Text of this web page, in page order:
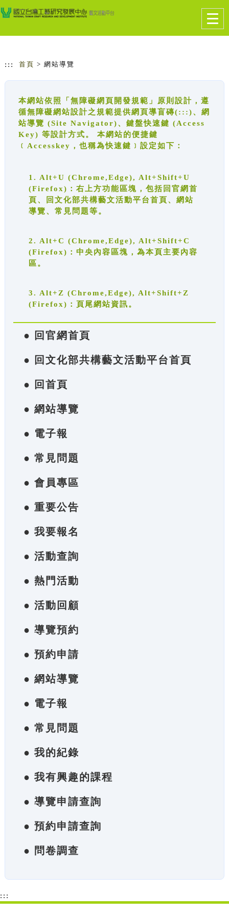
跳到主要內容
網站導覽
::: 首頁 > 網站導覽
本網站依照「無障礙網頁開發規範」原則設計，遵
循無障礙網站設計之規範提供網頁導盲磚(:::)、網
站導覽 (Site Navigator)、鍵盤快速鍵 (Access
Key) 等設計方式。 本網站的便捷鍵
﹝Accesskey，也稱為快速鍵﹞設定如下：
1. Alt+U (Chrome,Edge), Alt+Shift+U
(Firefox)：右上方功能區塊，包括回官網首
頁、回文化部共構藝文活動平台首頁、網站
導覽、常見問題等。
2. Alt+C (Chrome,Edge), Alt+Shift+C
(Firefox)：中央內容區塊，為本頁主要內容
區。
3. Alt+Z (Chrome,Edge), Alt+Shift+Z
(Firefox)：頁尾網站資訊。
● 回官網首頁
● 回文化部共構藝文活動平台首頁
● 回首頁
● 網站導覽
● 電子報
● 常見問題
● 會員專區
● 重要公告
● 我要報名
● 活動查詢
● 熱門活動
● 活動回顧
● 導覽預約
● 預約申請
● 網站導覽
● 電子報
● 常見問題
● 我的紀錄
● 我有興趣的課程
● 導覽申請查詢
● 預約申請查詢
● 問卷調查
:::